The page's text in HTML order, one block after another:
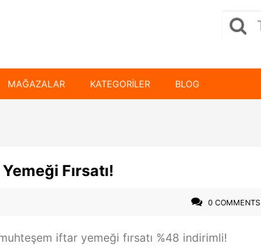
MAĞAZALAR KATEGORILER BLOG
Fırsatı!
0 COMMENTS
iftar yemeği fırsatı %48 indirimli!